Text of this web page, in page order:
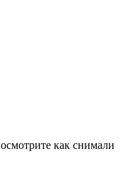
как снимали